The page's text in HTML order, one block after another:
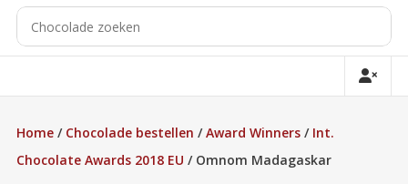
Home/ Chocolade bestellen /Award Winners/ Int.
Chocolate Awards 2018 EU / Omnom Madagaskar